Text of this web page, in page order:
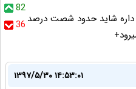
82
36 داره شايد حدود شصت درصد
۱۳۹۷/۵/۳۰ ۱۴:۵۳:۰۱